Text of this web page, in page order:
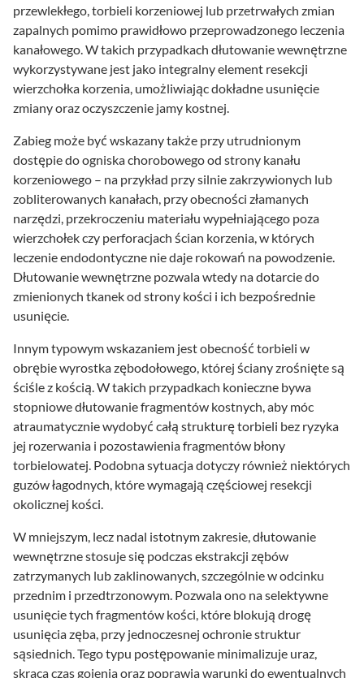
przewlekłego, torbieli korzeniowej lub przetrwałych zmian
zapalnych pomimo prawidłowo przeprowadzonego leczenia
kanałowego. W takich przypadkach dłutowanie wewnętrzne
wykorzystywane jest jako integralny element resekcji
wierzchołka korzenia, umożliwiając dokładne usunięcie
zmiany oraz oczyszczenie jamy kostnej.
Zabieg może być wskazany także przy utrudnionym
dostępie do ogniska chorobowego od strony kanału
korzeniowego – na przykład przy silnie zakrzywionych lub
zobliterowanych kanałach, przy obecności złamanych
narzędzi, przekroczeniu materiału wypełniającego poza
wierzchołek czy perforacjach ścian korzenia, w których
leczenie endodontyczne nie daje rokowań na powodzenie.
Dłutowanie wewnętrzne pozwala wtedy na dotarcie do
zmienionych tkanek od strony kości i ich bezpośrednie
usunięcie.
Innym typowym wskazaniem jest obecność torbieli w
obrębie wyrostka zębodołowego, której ściany zrośnięte są
ściśle z kością. W takich przypadkach konieczne bywa
stopniowe dłutowanie fragmentów kostnych, aby móc
atraumatycznie wydobyć całą strukturę torbieli bez ryzyka
jej rozerwania i pozostawienia fragmentów błony
torbielowatej. Podobna sytuacja dotyczy również niektórych
guzów łagodnych, które wymagają częściowej resekcji
okolicznej kości.
W mniejszym, lecz nadal istotnym zakresie, dłutowanie
wewnętrzne stosuje się podczas ekstrakcji zębów
zatrzymanych lub zaklinowanych, szczególnie w odcinku
przednim i przedtrzonowym. Pozwala ono na selektywne
usunięcie tych fragmentów kości, które blokują drogę
usunięcia zęba, przy jednoczesnej ochronie struktur
sąsiednich. Tego typu postępowanie minimalizuje uraz,
skraca czas gojenia oraz poprawia warunki do ewentualnych